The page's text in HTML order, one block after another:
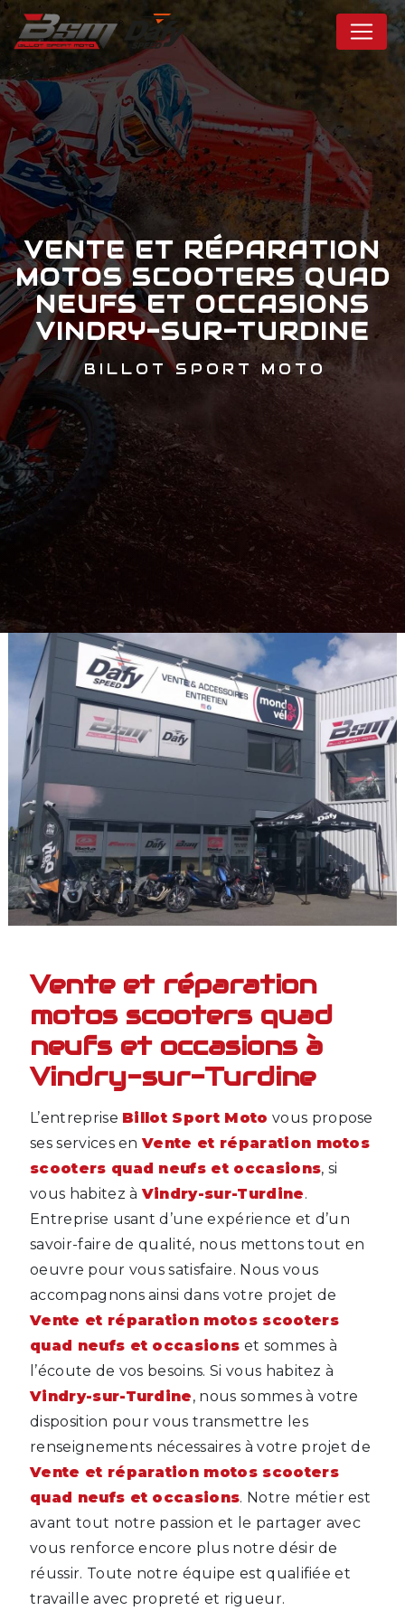
VENTE ET RÉPARATION
MOTOS SCOOTERS QUAD
NEUFS ET OCCASIONS
VINDRY-SUR-TURDINE
BILLOT SPORT MOTO
Vente et réparation
motos scooters quad
neufs et occasions à
Vindry-sur-Turdine
L’entreprise Billot Sport Moto vous propose
ses services enVente et réparation motos
scooters quad neufs et occasions, si
vous habitez àVindry-sur-Turdine.
Entreprise usant d’une expérience et d’un
savoir-faire de qualité, nous mettons tout en
oeuvre pour vous satisfaire. Nous vous
accompagnons ainsi dans votre projet de
Vente et réparation motos scooters
quad neufs et occasions et sommes à
l’écoute de vos besoins. Si vous habitez à
Vindry-sur-Turdine, nous sommes à votre
disposition pour vous transmettre les
renseignements nécessaires à votre projet de
Vente et réparation motos scooters
quad neufs et occasions. Notre métier est
avant tout notre passion et le partager avec
vous renforce encore plus notre désir de
réussir. Toute notre équipe est qualifiée et
travaille avec propreté et rigueur.
Panneau de gestion des cookies